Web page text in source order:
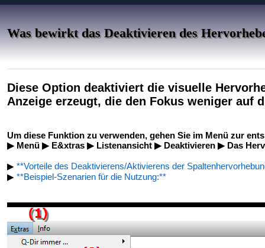
Was bewirkt das Deaktivieren des
Diese Option deaktiviert die visuelle
Anzeige erzeugt, die den Fokus weniger
Um diese Funktion zu verwenden, gehen Sie im Menü zur
▶ Menü ▶ E&xtras ▶ Listenansicht ▶ Deaktivieren ▶ Das
▶ **Vorteile des Deaktivierens/Aktivierens der
▶ **Beispiel-Szenarien für die Nutzung:**